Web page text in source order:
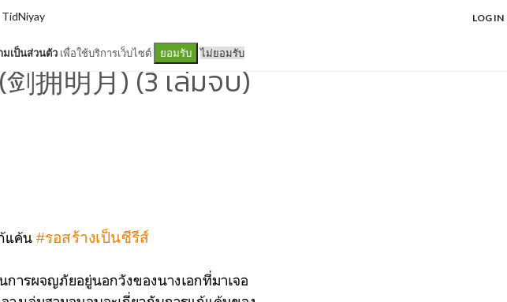
LOG IN
เป็นส่วนตัว เพื่อใช้บริการเว็บไซต์ ยอมรับ ไม่ยอมรับ
TidNiyay
拥明月) (3 เล่มจบ)
แค้น #รอสร้างเป็นซีรีส์
การผจญภัยอยู่นอกวังของนางเอกที่มาเจอ